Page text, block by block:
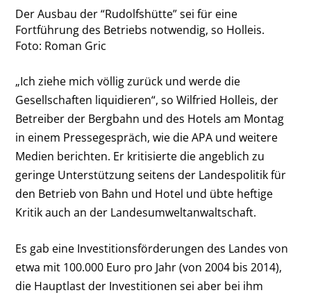
Der Ausbau der “Rudolfshütte” sei für eine
Fortführung des Betriebs notwendig, so Holleis.
Foto: Roman Gric
„Ich ziehe mich völlig zurück und werde die
Gesellschaften liquidieren“, so Wilfried Holleis, der
Betreiber der Bergbahn und des Hotels am Montag
in einem Pressegespräch, wie die APA und weitere
Medien berichten. Er kritisierte die angeblich zu
geringe Unterstützung seitens der Landespolitik für
den Betrieb von Bahn und Hotel und übte heftige
Kritik auch an der Landesumweltanwaltschaft.
Es gab eine Investitionsförderungen des Landes von
etwa mit 100.000 Euro pro Jahr (von 2004 bis 2014),
die Hauptlast der Investitionen sei aber bei ihm